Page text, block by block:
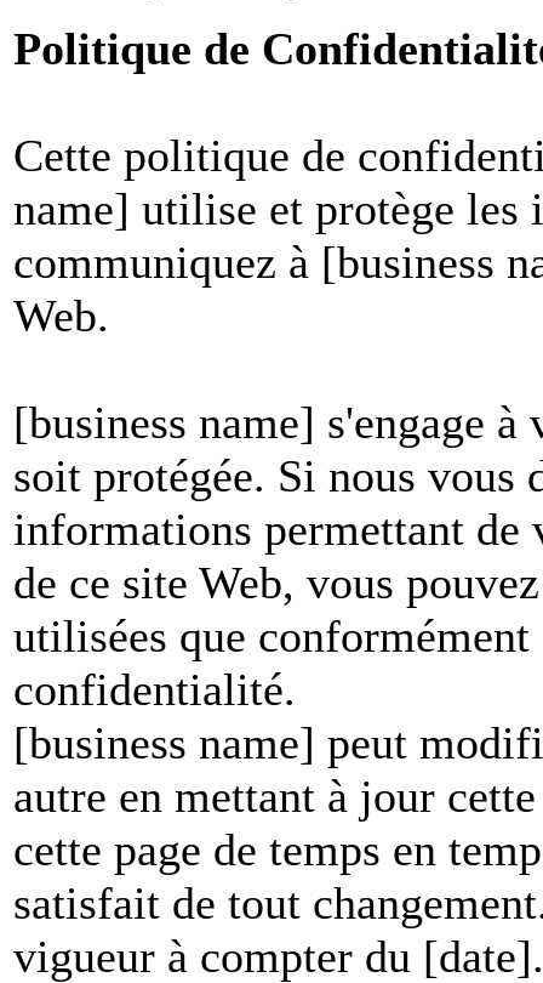
Politique de
Cette politique de
name] utilise et protège les
communiquez à [business
Web.
[business name] s'engage
soit protégée. Si nous vous
informations permettant
de ce site Web, vous
utilisées que
confidentialité.
[business name] peut
autre en mettant à jour
cette page de temps en
satisfait de tout
vigueur à compter du [date].